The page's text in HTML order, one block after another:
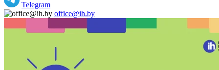
Telegram
office@ih.by